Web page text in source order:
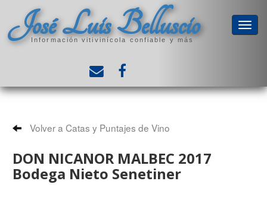
José Luis Belluscio
Información vitivinícola confiable y más
Volver a Catas y Puntajes de Vino
DON NICANOR MALBEC 2017
Bodega Nieto Senetiner